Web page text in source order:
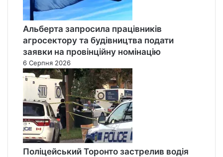
Альберта запросила працівників
агросектору та будівництва подати
заявки на провінційну номінацію
6 Серпня 2026
Поліцейський Торонто застрелив водія